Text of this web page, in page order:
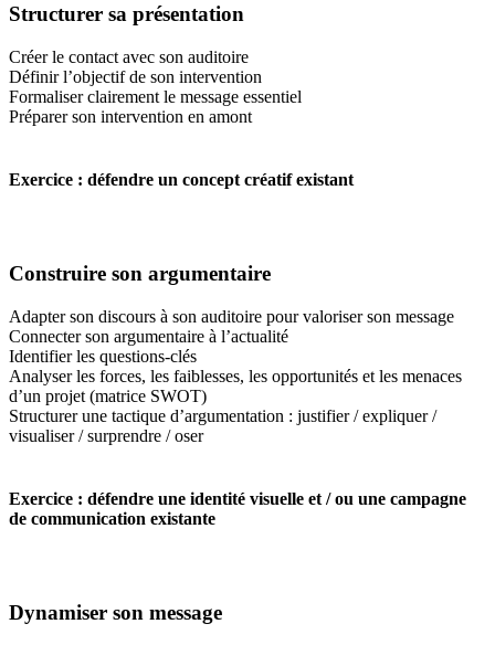
Structurer sa présentation
Créer le contact avec son auditoire
Définir l’objectif de son intervention
Formaliser clairement le message essentiel
Préparer son intervention en amont
Exercice : défendre un concept créatif existant
Construire son argumentaire
Adapter son discours à son auditoire pour valoriser son message
Connecter son argumentaire à l’actualité
Identifier les questions-clés
Analyser les forces, les faiblesses, les opportunités et les menaces
d’un projet (matrice SWOT)
Structurer une tactique d’argumentation : justifier / expliquer /
visualiser / surprendre / oser
Exercice : défendre une identité visuelle et / ou une campagne
de communication existante
Dynamiser son message